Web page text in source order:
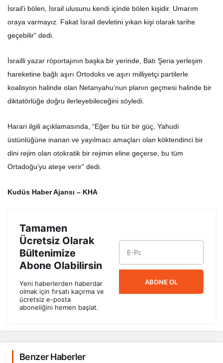
İsrail’i bölen, İsrail ulusunu kendi içinde bölen kişidir. Umarım
oraya varmayız. Fakat İsrail devletini yıkan kişi olarak tarihe
geçebilir” dedi.
İsrailli yazar röportajının başka bir yerinde, Batı Şeria yerleşim
hareketine bağlı aşırı Ortodoks ve aşırı milliyetçi partilerle
koalisyon halinde olan Netanyahu’nun planın geçmesi halinde bir
diktatörlüğe doğru ilerleyebileceğini söyledi.
Harari ilgili açıklamasında, “Eğer bu tür bir güç, Yahudi
üstünlüğüne inanan ve yayılmacı amaçları olan köktendinci bir
dini rejim olan otokratik bir rejimin eline geçerse, bu tüm
Ortadoğu’yu ateşe verir” dedi.
Kudüs Haber Ajansı – KHA
Tamamen
Ücretsiz Olarak
Bültenimize
Abone Olabilirsin
Yeni haberlerden haberdar
olmak için fırsatı kaçırma ve
ücretsiz e-posta
aboneliğini hemen başlat.
ABONE OL
Benzer Haberler